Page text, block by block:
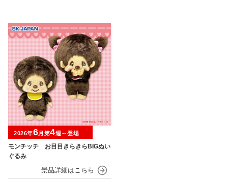
モンチッチ お目目きらきらBIGぬい
ぐるみ
2026年6月第4週～登場